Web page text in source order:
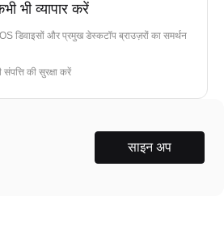
भी व्यापार करें
डिवाइसों और प्रमुख डेस्कटॉप ब्राउज़रों का समर्थन
की सुरक्षा करें
साइन अप